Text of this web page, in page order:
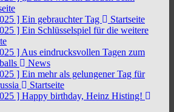
] Ein gebrauchter Tag
Startseite
] Ein Schlüsselspiel für die weitere
] Aus eindrucksvollen Tagen zum
News
] Ein mehr als gelungener Tag für
Startseite
] Happy birthday, Heinz Histing!